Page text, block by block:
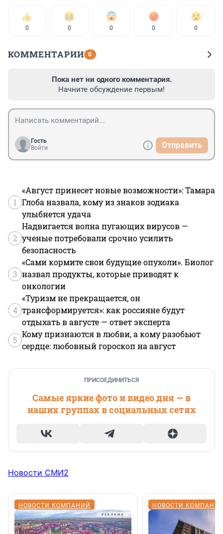
0 0 0 0 0
КОММЕНТАРИИ 0
Пока нет ни одного комментария.
Начните обсуждение первым!
Гость
Войти
Отправить
1
«Август принесет новые возможности»: Тамара
Глоба назвала, кому из знаков зодиака
улыбнется удача
2
Надвигается волна пугающих вирусов —
ученые потребовали срочно усилить
безопасность
3
«Сами кормите свои будущие опухоли». Биолог
назвал продукты, которые приводят к
онкологии
4
«Туризм не прекращается, он
трансформируется»: как россияне будут
отдыхать в августе — ответ эксперта
5
Кому признаются в любви, а кому разобьют
сердце: любовный гороскоп на август
ПРИСОЕДИНИТЬСЯ
Самые яркие фото и видео дня — в
наших группах в социальных сетях
Новости СМИ2
НОВОСТИ КОМПАНИЙ НОВОСТИ